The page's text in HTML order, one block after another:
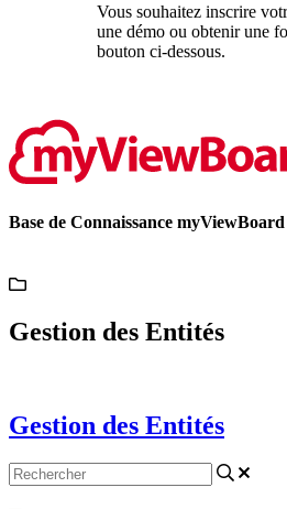
Vous souhaitez inscrire
une démo ou obtenir une
bouton ci-dessous.
Base de Connaissance myViewBoard
Gestion des Entités
Gestion des Entités